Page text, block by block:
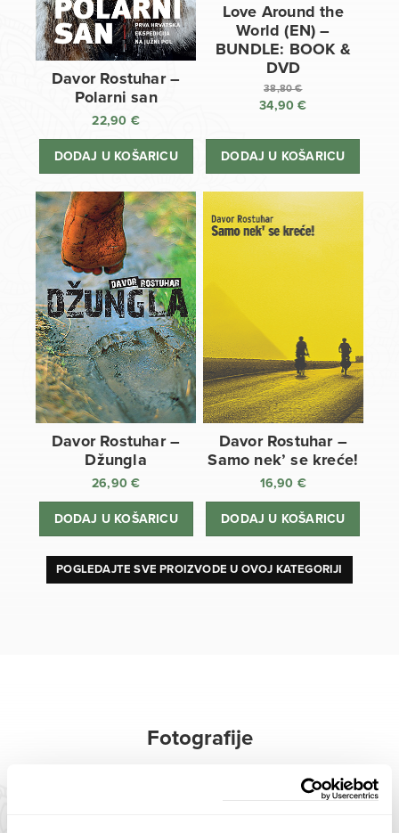
Davor Rostuhar –
Polarni san
22,90 €
DODAJ U KOŠARICU
Love Around the
World (EN) –
BUNDLE: BOOK &
DVD
38,80€
Izvorna
bila
34,90€
cijena
DODAJ U KOŠARICU
Davor Rostuhar –
Džungla
26,90€
DODAJ U KOŠARICU
Davor Rostuhar –
Samo nek’ se kreće!
16,90 €
DODAJ U KOŠARICU
POGLEDAJTE SVE PROIZVODE U OVOJ KATEGORIJI
Fotografije